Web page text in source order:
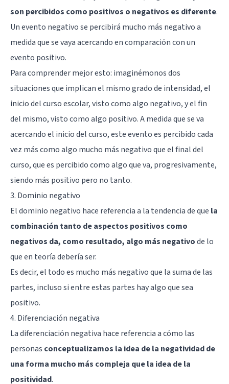
son percibidos como positivos o negativos es diferente.
Un evento negativo se percibirá mucho más negativo a
medida que se vaya acercando en comparación con un
evento positivo.
Para comprender mejor esto: imaginémonos dos
situaciones que implican el mismo grado de intensidad, el
inicio del curso escolar, visto como algo negativo, y el fin
del mismo, visto como algo positivo. A medida que se va
acercando el inicio del curso, este evento es percibido cada
vez más como algo mucho más negativo que el final del
curso, que es percibido como algo que va, progresivamente,
siendo más positivo pero no tanto.
3. Dominio negativo
El dominio negativo hace referencia a la tendencia de que la
combinación tanto de aspectos positivos como
negativos da, como resultado, algo más negativode lo
que en teoría debería ser.
Es decir, el todo es mucho más negativo que la suma de las
partes, incluso si entre estas partes hay algo que sea
positivo.
4. Diferenciación negativa
La diferenciación negativa hace referencia a cómo las
personas conceptualizamos la idea de la negatividad de
una forma mucho más compleja que la idea de la
positividad.